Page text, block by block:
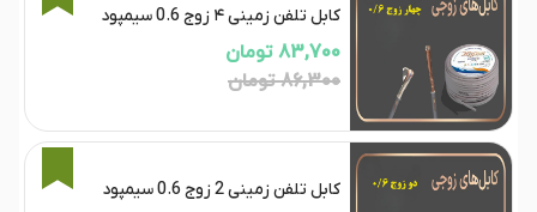
کابل تلفن زمینی ۴ زوج 0.6 سیمپود
83,700 تومان
86,300 تومان
3%
کابل تلفن زمینی 2 زوج 0.6 سیمپود